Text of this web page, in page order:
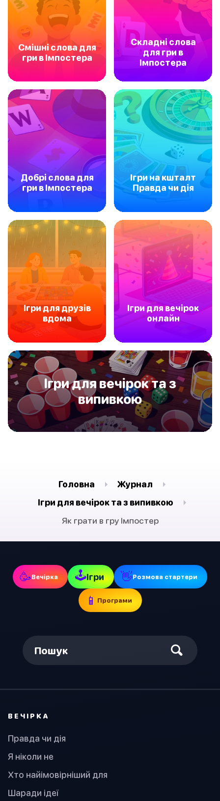
Смішні слова для
гри в Імпостера
Складні слова
для гри в
Імпостера
Добрі слова для
гри в Імпостера
Ігри на кшталт
Правда чи дія
Ігри для друзів
вдома
Ігри для вечірок
онлайн
Ігри для вечірок та з
випивкою
Головна
Журнал
Ігри для вечірок та з випивкою
Як грати в гру Імпостер
🥳Вечірка 🕹Ігри 👋Pозмова стартери
📱 Програми
Пошук
ВЕЧІРКА
Правда чи дія
Я ніколи не
Хто найімовірніший для
Шаради ідеї